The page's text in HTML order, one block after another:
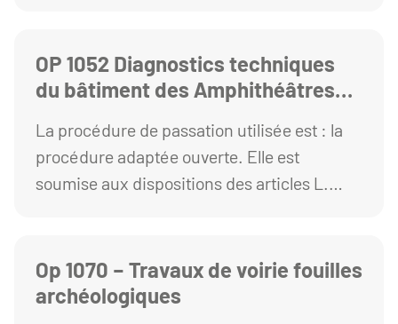
OP 1052 Diagnostics techniques
du bâtiment des Amphithéâtres
La procédure de passation utilisée est : la
procédure adaptée ouverte. Elle est
soumise aux dispositions des articles L.
Op 1070 – Travaux de voirie fouilles
archéologiques